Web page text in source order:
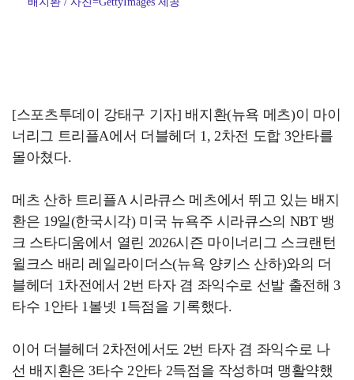
[스포츠투데이 강태구 기자] 배지환(뉴욕 메츠)이 마이
너리그 트리플A에서 더블헤더 1, 2차전 도합 3안타를
몰아쳤다.
메츠 산하 트리플A 시라큐스 메츠에서 뛰고 있는 배지
환은 19일(한국시각) 미국 뉴욕주 시라큐스의 NBT 뱅
크 스타디움에서 열린 2026시즌 마이너리그 스크랜턴
윌크스 배리 레일라이더스(뉴욕 양키스 산하)와의 더
블헤더 1차전에서 2번 타자 겸 좌익수로 선발 출전해 3
타수 1안타 1볼넷 1득점을 기록했다.
이어 더블헤더 2차전에서도 2번 타자 겸 좌익수로 나
선 배지환은 3타수 2안타 2득점을 작성하며 맹활약했